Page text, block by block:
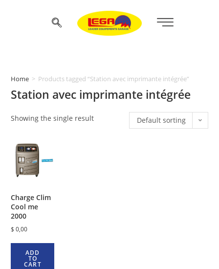
Home > Products tagged “Station avec imprimante intégrée”
Station avec imprimante intégrée
Showing the single result Default sorting
Charge Clim
Cool me
2000
$ 0,00
ADD
TO
CART